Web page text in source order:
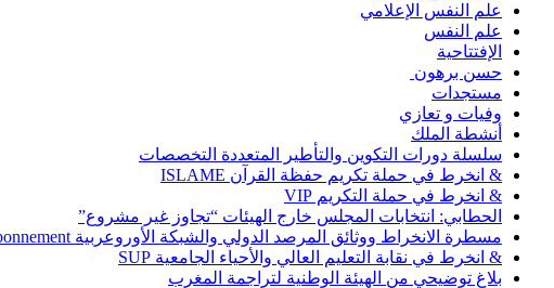
علم النفس الإعلامي
علم النفس
الإفتتاحية
حسن برهون
مستجدات
وفيات و تعازي
أنشطة الملك
سلسلة دورات التكوين والتأطير المتعددة التخصصات
& انخرط في حملة تكريم حفظة القرآن ISLAME
& انخرط في حملة التكريم VIP
الحطابي: انتخابات المجلس خارج الهيئات “تجاوز غير مشروع”
مسطرة الانخراط ووثائق المرصد الدولي والشبكة الأوروعربية Abonnement
& انخرط في نقابة التعليم العالي والأحياء الجامعية SUP
بلاغ توضيحي من الهيئة الوطنية لتراجمة المغرب